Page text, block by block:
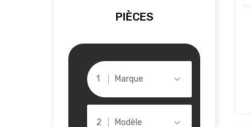
PIÈCES
Marque
Modèle